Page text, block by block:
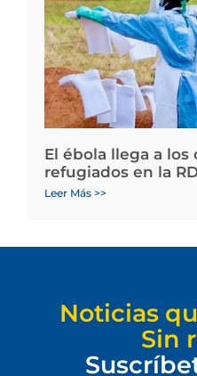
El ébola llega a
refugiados en la
Leer Más >>
Noticias
Sin